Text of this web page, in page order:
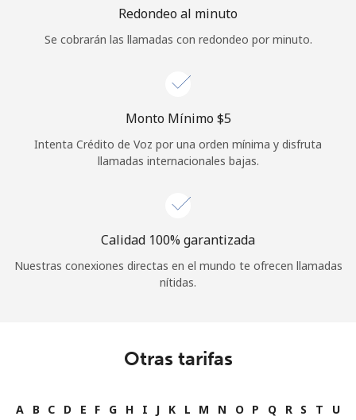
o
Continuar con
Redondeo al minuto
Se cobrarán las llamadas con redondeo por minuto.
Monto Mínimo ⁦$5⁩
Intenta Crédito de Voz por una orden mínima y disfruta
llamadas internacionales bajas.
Calidad 100% garantizada
Nuestras conexiones directas en el mundo te ofrecen llamadas
nítidas.
Otras tarifas
A B C D E F G H I J K L M N O P Q R S T
U